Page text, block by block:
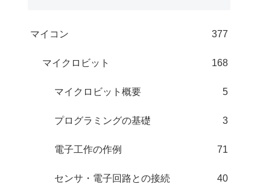
マイコン 377
マイクロビット 168
マイクロビット概要 5
プログラミングの基礎 3
電子工作の作例 71
センサ・電子回路との接続 40